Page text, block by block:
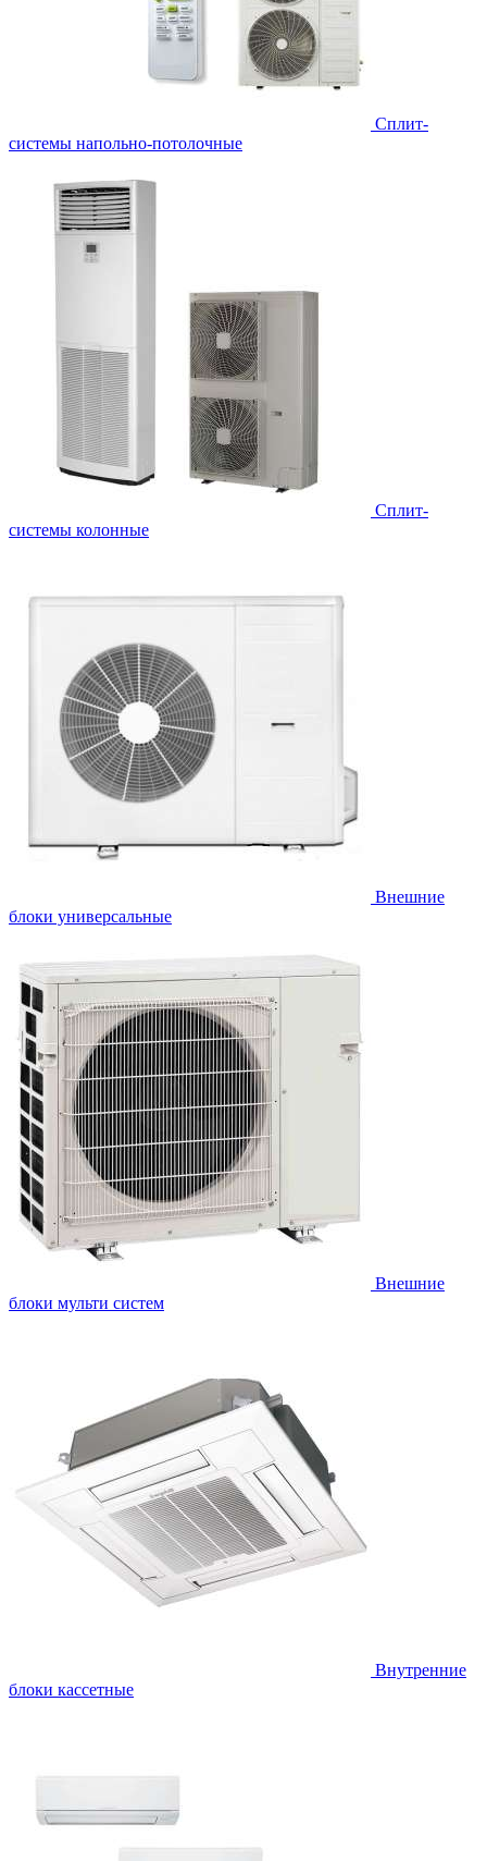
Сплит-
системы напольно-потолочные
Cплит-
системы колонные
Внешние
блоки универсальные
Внешние
блоки мульти систем
Внутренние
блоки кассетные